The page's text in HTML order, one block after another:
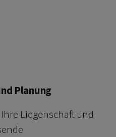
Planung
Liegenschaft und